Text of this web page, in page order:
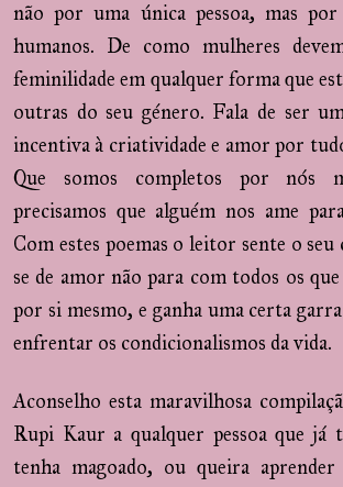
não por uma única pessoa, mas
humanos. De como mulheres
feminilidade em qualquer forma que
outras do seu género. Fala de ser
incentiva à criatividade e amor por
Que somos completos por nós
precisamos que alguém nos ame
Com estes poemas o leitor sente o
se de amor não para com todos os
por si mesmo, e ganha uma certa
enfrentar os condicionalismos da vida.
Aconselho esta maravilhosa
Rupi Kaur a qualquer pessoa que já
tenha magoado, ou queira